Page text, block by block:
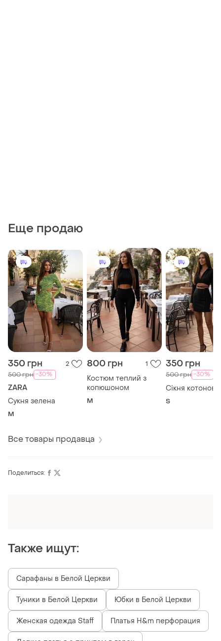
Еще продаю
350 грн 2
500 грн -30%
ZARA
Сукня зелена
M
800 грн 1
Костюм теплий з
копюшоном
M
350 грн
500 грн -30%
Сікня котонова
S
Все товары продавца
Поделиться:
Также ищут:
Сарафаны в Белой Церкви
Туники в Белой Церкви Юбки в Белой Церкви
Женская одежда Staff Платья H&m перфорация